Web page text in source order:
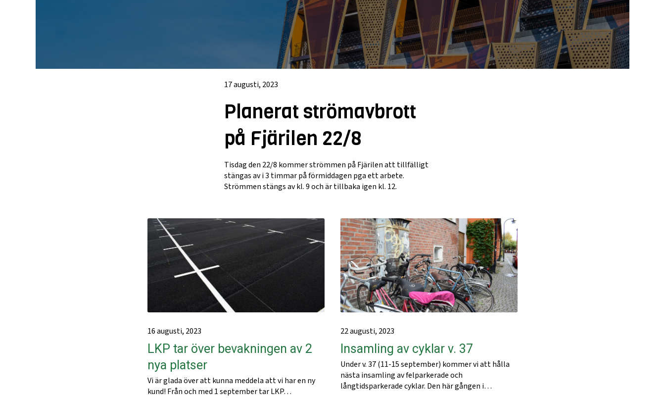
17 augusti, 2023
Planerat strömavbrott
på Fjärilen 22/8
Tisdag den 22/8 kommer strömmen på Fjärilen att tillfälligt
stängas av i 3 timmar på förmiddagen pga ett arbete.
Strömmen stängs av kl. 9 och är tillbaka igen kl. 12.
16 augusti, 2023
LKP tar över bevakningen av 2
nya platser
Vi är glada över att kunna meddela att vi har en ny
kund! Från och med 1 september tar LKP…
22 augusti, 2023
Insamling av cyklar v. 37
Under v. 37 (11-15 september) kommer vi att hålla
nästa insamling av felparkerade och
långtidsparkerade cyklar. Den här gången i…